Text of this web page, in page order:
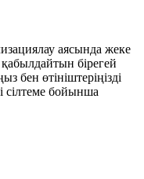
аясында жеке
бірегей
бен өтініштеріңізді
сілтеме бойынша